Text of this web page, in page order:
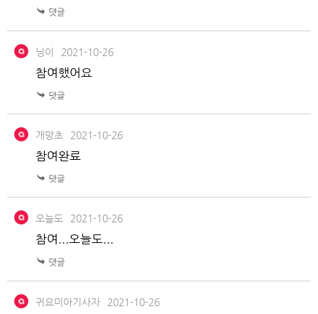
닝이 2021-10-26
참여했어요
개망초 2021-10-26
참여완료
오늘도 2021-10-26
참여...오늘도...
귀요미아기사자 2021-10-26